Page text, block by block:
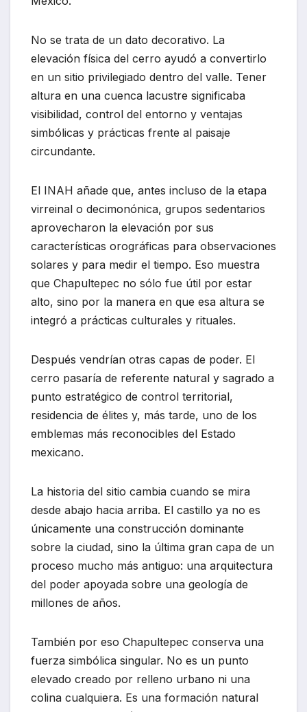
No se trata de un dato decorativo. La
elevación física del cerro ayudó a convertirlo
en un sitio privilegiado dentro del valle. Tener
altura en una cuenca lacustre significaba
visibilidad, control del entorno y ventajas
simbólicas y prácticas frente al paisaje
circundante.
El INAH añade que, antes incluso de la etapa
virreinal o decimonónica, grupos sedentarios
aprovecharon la elevación por sus
características orográficas para observaciones
solares y para medir el tiempo. Eso muestra
que Chapultepec no sólo fue útil por estar
alto, sino por la manera en que esa altura se
integró a prácticas culturales y rituales.
Después vendrían otras capas de poder. El
cerro pasaría de referente natural y sagrado a
punto estratégico de control territorial,
residencia de élites y, más tarde, uno de los
emblemas más reconocibles del Estado
mexicano.
La historia del sitio cambia cuando se mira
desde abajo hacia arriba. El castillo ya no es
únicamente una construcción dominante
sobre la ciudad, sino la última gran capa de un
proceso mucho más antiguo: una arquitectura
del poder apoyada sobre una geología de
millones de años.
También por eso Chapultepec conserva una
fuerza simbólica singular. No es un punto
elevado creado por relleno urbano ni una
colina cualquiera. Es una formación natural